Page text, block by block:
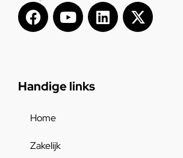
Handige links
Home
Zakelijk